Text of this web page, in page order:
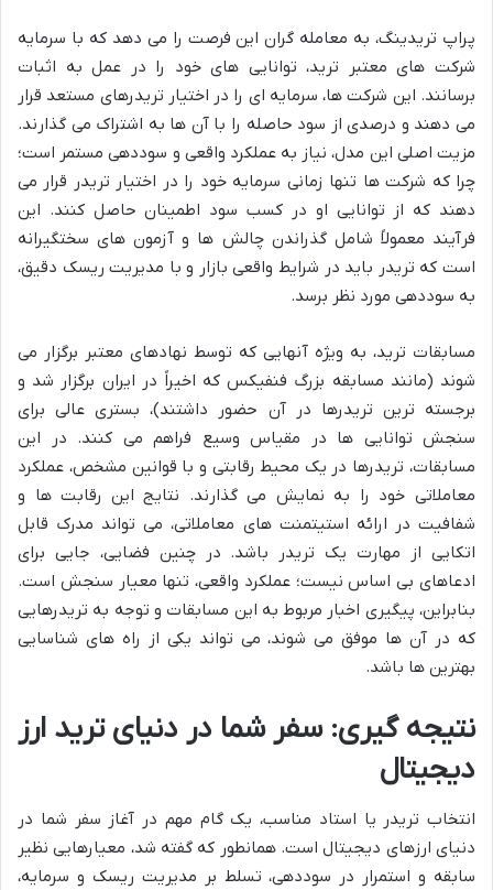
پراپ تریدینگ، به معامله گران این فرصت را می دهد که با سرمایه
شرکت های معتبر ترید، توانایی های خود را در عمل به اثبات
برسانند. این شرکت ها، سرمایه ای را در اختیار تریدرهای مستعد قرار
می دهند و درصدی از سود حاصله را با آن ها به اشتراک می گذارند.
مزیت اصلی این مدل، نیاز به عملکرد واقعی و سوددهی مستمر است؛
چرا که شرکت ها تنها زمانی سرمایه خود را در اختیار تریدر قرار می
دهند که از توانایی او در کسب سود اطمینان حاصل کنند. این
فرآیند معمولاً شامل گذراندن چالش ها و آزمون های سختگیرانه
است که تریدر باید در شرایط واقعی بازار و با مدیریت ریسک دقیق،
به سوددهی مورد نظر برسد.
مسابقات ترید، به ویژه آنهایی که توسط نهادهای معتبر برگزار می
شوند (مانند مسابقه بزرگ فنفیکس که اخیراً در ایران برگزار شد و
برجسته ترین تریدرها در آن حضور داشتند)، بستری عالی برای
سنجش توانایی ها در مقیاس وسیع فراهم می کنند. در این
مسابقات، تریدرها در یک محیط رقابتی و با قوانین مشخص، عملکرد
معاملاتی خود را به نمایش می گذارند. نتایج این رقابت ها و
شفافیت در ارائه استیتمنت های معاملاتی، می تواند مدرک قابل
اتکایی از مهارت یک تریدر باشد. در چنین فضایی، جایی برای
ادعاهای بی اساس نیست؛ عملکرد واقعی، تنها معیار سنجش است.
بنابراین، پیگیری اخبار مربوط به این مسابقات و توجه به تریدرهایی
که در آن ها موفق می شوند، می تواند یکی از راه های شناسایی
بهترین ها باشد.
نتیجه گیری: سفر شما در دنیای ترید ارز
دیجیتال
انتخاب تریدر یا استاد مناسب، یک گام مهم در آغاز سفر شما در
دنیای ارزهای دیجیتال است. همانطور که گفته شد، معیارهایی نظیر
سابقه و استمرار در سوددهی، تسلط بر مدیریت ریسک و سرمایه،